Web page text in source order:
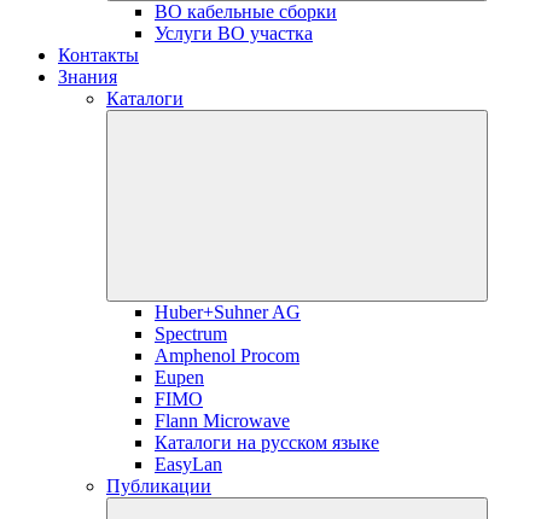
ВО кабельные сборки
Услуги ВО участка
Контакты
Знания
Каталоги
Huber+Suhner AG
Spectrum
Amphenol Procom
Eupen
FIMO
Flann Microwave
Каталоги на русском языке
EasyLan
Публикации